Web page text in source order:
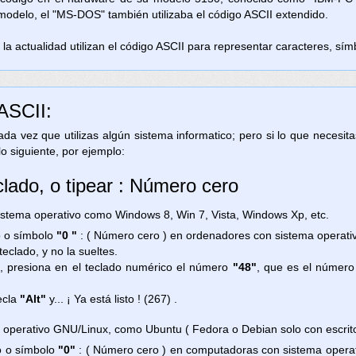
el "MS-DOS" también utilizaba el código ASCII extendido.
actualidad utilizan el código ASCII para representar caracteres,
vez que utilizas algún sistema informatico; pero si lo que
siguiente, por ejemplo:
o tipear : Número cero
operativo como Windows 8, Win 7, Vista, Windows Xp, etc.
o símbolo "0 " : ( Número cero ) en ordenadores con sistema
y no la sueltes.
, presiona en el teclado numérico el número "48" , que es el
"Alt" y... ¡ Ya está listo ! (267) .
GNU/Linux, como Ubuntu ( Fedora o Debian solo con
o símbolo "0" : ( Número cero ) en computadoras con sistema